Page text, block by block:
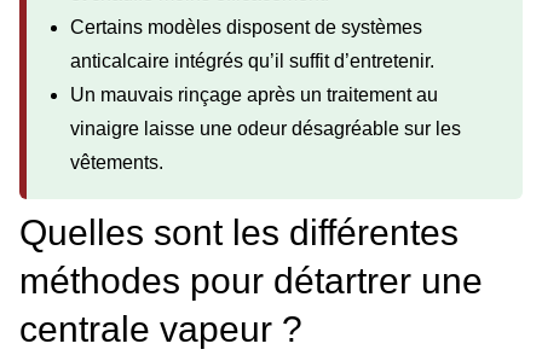
Certains modèles disposent de systèmes
anticalcaire intégrés qu’il suffit d’entretenir.
Un mauvais rinçage après un traitement au
vinaigre laisse une odeur désagréable sur les
vêtements.
Quelles sont les différentes
méthodes pour détartrer une
centrale vapeur ?